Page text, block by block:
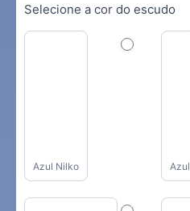
Selecione a cor do escudo
Azul Nilko Azul